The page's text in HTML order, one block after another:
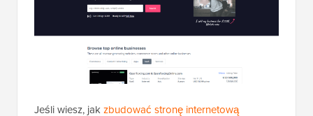
Jeśli wiesz, jakzbudować stronę internetową